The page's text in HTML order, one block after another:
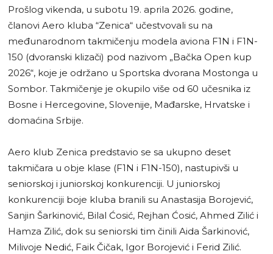
Prošlog vikenda, u subotu 19. aprila 2026. godine,
članovi Aero kluba “Zenica“ učestvovali su na
međunarodnom takmičenju modela aviona F1N i F1N-
150 (dvoranski klizači) pod nazivom „Bačka Open kup
2026“, koje je održano u Sportska dvorana Mostonga u
Sombor. Takmičenje je okupilo više od 60 učesnika iz
Bosne i Hercegovine, Slovenije, Mađarske, Hrvatske i
domaćina Srbije.
Aero klub Zenica predstavio se sa ukupno deset
takmičara u obje klase (F1N i F1N-150), nastupivši u
seniorskoj i juniorskoj konkurenciji. U juniorskoj
konkurenciji boje kluba branili su Anastasija Borojević,
Sanjin Šarkinović, Bilal Ćosić, Rejhan Ćosić, Ahmed Zilić i
Hamza Zilić, dok su seniorski tim činili Aida Šarkinović,
Milivoje Nedić, Faik Čičak, Igor Borojević i Ferid Zilić.